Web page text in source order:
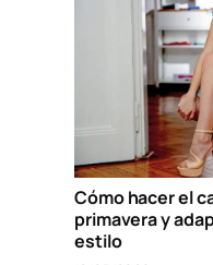
Cómo hacer el
primavera y
estilo